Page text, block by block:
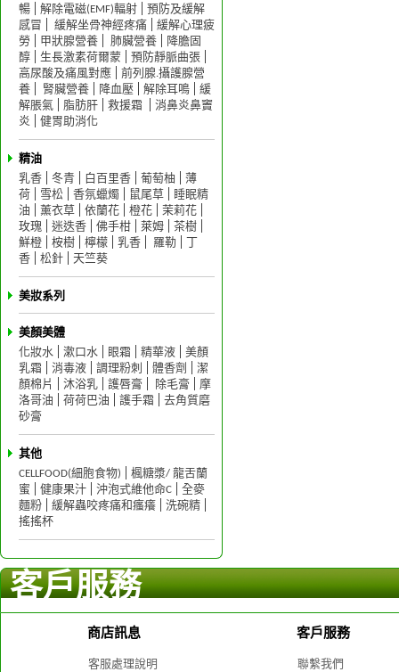
暢
解除電磁(EMF)輻射
預防及緩解
感冒
緩解坐骨神經疼痛
緩解心理疲
勞
甲狀腺營養 肺臟營養
降膽固
醇
生長激素荷爾蒙
預防靜脈曲張
高尿酸及痛風對應
前列腺.攝護腺營
養
腎臟營養 降血壓 解除耳鳴
緩
解脹氣
脂肪肝 救援霜
消鼻炎鼻竇
炎
健胃助消化
精油
乳香
冬青 白百里香 葡萄柚
薄
荷
雪松 香氛蠟燭 鼠尾草
睡眠精
油
薰衣草 依蘭花 橙花
茉莉花
玫瑰
迷迭香 佛手柑 萊姆
茶樹
鮮橙
桉樹 檸檬 乳香 羅勒
香
松針 天竺葵
美妝系列
美顏美體
化妝水
漱口水 眼霜 精華液
美顏
乳霜
消毒液 調理粉刺 體香劑
潔
顏棉片
沐浴乳 護唇膏 除毛膏
摩
洛哥油
荷荷巴油 護手霜
去角質磨
砂膏
其他
CELLFOOD(細胞食物)
楓糖漿/ 龍舌蘭
蜜
健康果汁 沖泡式維他命C
全麥
麵粉
緩解蟲咬疼痛和瘙癢
洗碗精
搖搖杯
客戶服務
商店訊息
客服處理說明
客戶服務
聯繫我們